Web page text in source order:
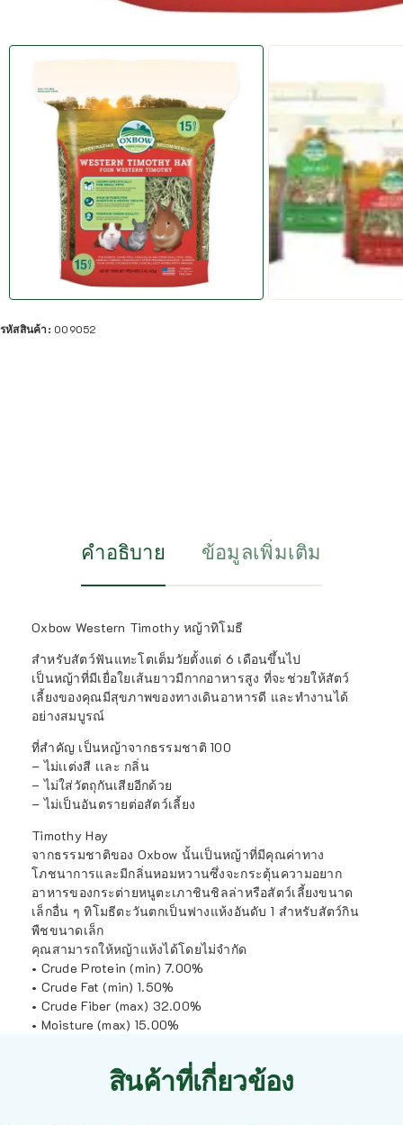
รหัสสินค้า: 009052
คำอธิบาย ข้อมูลเพิ่มเติม
Oxbow Western Timothy หญ้าทิโมธี
สำหรับสัตว์ฟันแทะโตเต็มวัยตั้งแต่ 6 เดือนขึ้นไป
เป็นหญ้าที่มีเยื่อใยเส้นยาวมีกากอาหารสูง ที่จะช่วยให้สัตว์
เลี้ยงของคุณมีสุขภาพของทางเดินอาหารดี และทำงานได้
อย่างสมบูรณ์
ที่สำคัญ เป็นหญ้าจากธรรมชาติ 100
– ไม่เเต่งสี เเละ กลิ่น
– ไม่ใส่วัตถุกันเสียอีกด้วย
– ไม่เป็นอันตรายต่อสัตว์เลี้ยง
Timothy Hay
จากธรรมชาติของ Oxbow นั้นเป็นหญ้าที่มีคุณค่าทาง
โภชนาการและมีกลิ่นหอมหวานซึ่งจะกระตุ้นความอยาก
อาหารของกระต่ายหนูตะเภาชินชิลล่าหรือสัตว์เลี้ยงขนาด
เล็กอื่น ๆ ทิโมธีตะวันตกเป็นฟางแห้งอันดับ 1 สำหรับสัตว์กิน
พืชขนาดเล็ก
คุณสามารถให้หญ้าแห้งได้โดยไม่จำกัด
• Crude Protein (min) 7.00%
• Crude Fat (min) 1.50%
• Crude Fiber (max) 32.00%
• Moisture (max) 15.00%
สินค้าที่เกี่ยวข้อง